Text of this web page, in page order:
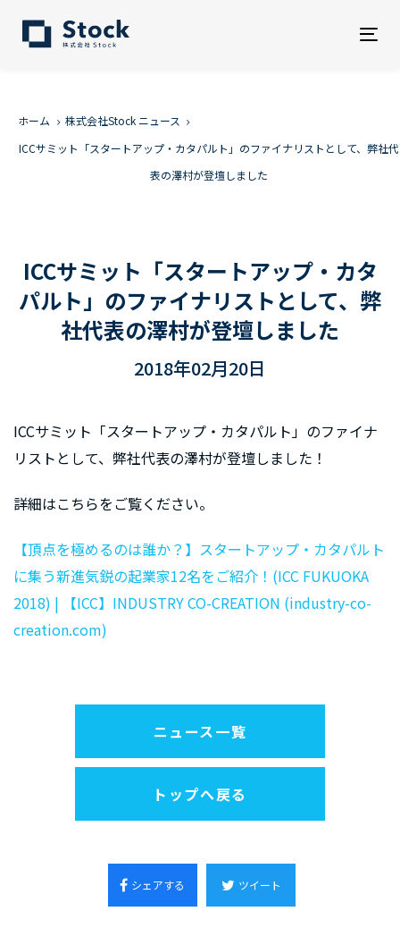
ホーム
株式会社Stock ニュース
ICCサミット「スタートアップ・カタパルト」のファイナリストとして、弊社代
表の澤村が登壇しました
ICCサミット「スタートアップ・カタ
パルト」のファイナリストとして、弊
社代表の澤村が登壇しました
2018年02月20日
ICCサミット「スタートアップ・カタパルト」のファイナ
リストとして、弊社代表の澤村が登壇しました！
詳細はこちらをご覧ください。
【頂点を極めるのは誰か？】スタートアップ・カタパルト
に集う新進気鋭の起業家12名をご紹介！(ICC FUKUOKA
2018) | 【ICC】INDUSTRY CO-CREATION (industry-co-
creation.com)
ニュース一覧
トップへ戻る
シェアする ツイート